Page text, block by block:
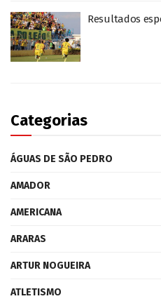
Resultados
Categorias
ÁGUAS DE SÃO PEDRO
AMADOR
AMERICANA
ARARAS
ARTUR NOGUEIRA
ATLETISMO